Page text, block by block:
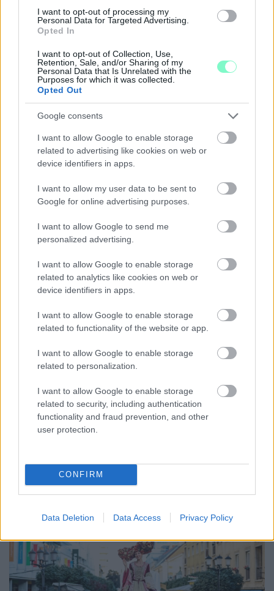
I want to opt-out of processing my
Personal Data for Targeted Advertising.
Opted In
I want to opt-out of Collection, Use,
Retention, Sale, and/or Sharing of my
Personal Data that Is Unrelated with the
Purposes for which it was collected.
Opted Out
Google consents
I want to allow Google to enable storage
related to advertising like cookies on web or
device identifiers in apps.
I want to allow my user data to be sent to
Google for online advertising purposes.
I want to allow Google to send me
personalized advertising.
I want to allow Google to enable storage
related to analytics like cookies on web or
device identifiers in apps.
I want to allow Google to enable storage
related to functionality of the website or app.
I want to allow Google to enable storage
related to personalization.
I want to allow Google to enable storage
related to security, including authentication
functionality and fraud prevention, and other
user protection.
CONFIRM
Data Deletion Data Access Privacy Policy
A BAROKK ÖSSZES ÁRNYALATA ÉS MÉG EGY SOR
KIVÁLÓ PROGRAM VÁR MINDENKIT EZEN A HÉTVÉGÉN
GYŐRBEN
Középpontban a hagyományőrzés, de lesz Pogány Induló és
Majka koncert, jóga szeánsz, “borhajózás” és egy csomó minden
ENERGIATAKARÉKOSSÁG: KORÁBBAN KEZDŐDIK
A GYŐRI AUDI ETO KC PÉNTEKI FELKÉSZÜLÉSI
MÉRKŐZÉSE
Az energiaellátás tehermentesítése érdekében másfél órával
előrébb hozták a Brest Bretagne Handball elleni találkozó